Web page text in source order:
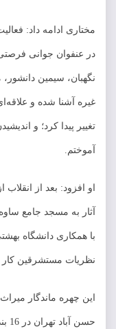
مختاری ادامه داد:
در عنفوان جوانی
نگهبان، سیمین
غیره آشنا شده و
تغییر پیدا کرد؛ و
آموختم.
او افزود: بعد از
آثار به مسجد جامع
با همکاری دانشگاه
نظریات مستشرقین
این چهره ماندگار